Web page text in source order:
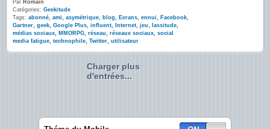
Par Romain
Catégories: Geekitude
Tags: abonné, ami, asymétrique, blog, Ecrans, ennui, Facebook,
Gartner, geek, Google Plus, influent, Internet, jeu, lassitude,
médias sociaux, MMORPG, réseau, réseaux sociaux, social
media fatigue, technophile, Twitter, utilisateur
Charger plus
d'entrées...